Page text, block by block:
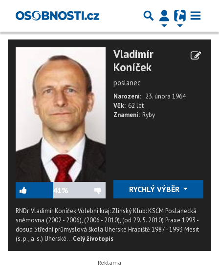
41%
Vladimír
Koníček
poslanec
Narození: 23. února 1964
Věk: 62 let
Znamení: Ryby
RYCHLÝ VÝBĚR
RNDr. Vladimír Koníček Volební kraj: Zlínský Klub: KSČM Poslanecká
sněmovna (2002 - 2006), (2006 - 2010), (od 29. 5. 2010) Praxe 1993 -
dosud Střední průmyslová škola Uherské Hradiště 1987 - 1993 Mesit
(s. p., a. s.) Uherské... Celý životopis